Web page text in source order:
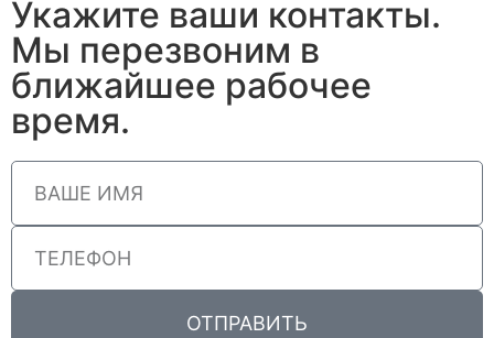
Укажите ваши контакты.
Мы перезвоним в
ближайшее рабочее
время.
ОТПРАВИТЬ